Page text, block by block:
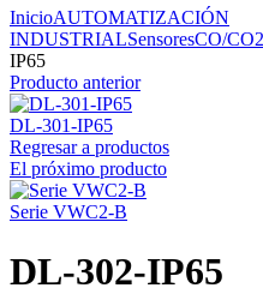
InicioAUTOMATIZACIÓN
INDUSTRIALSensoresCO/
IP65
Producto anterior
DL-301-IP65
Regresar a productos
El próximo producto
Serie VWC2-B
DL-302-IP65